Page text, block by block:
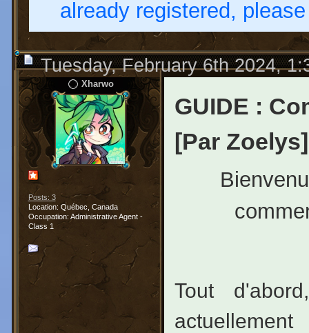
already registered,
Tuesday, February 6th 2024,
Xharwo
Posts: 3
Location: Québec, Canada
Occupation: Administrative Agent -
Class 1
GUIDE :
[Par Zoelys]
Tout